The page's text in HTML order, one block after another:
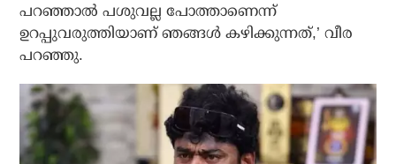
പറഞ്ഞാല്‍ പശുവല്ല പോത്താണെന്ന്
ഉറപ്പുവരുത്തിയാണ് ഞങ്ങള്‍ കഴിക്കുന്നത്,’ വീര
പറഞ്ഞു.